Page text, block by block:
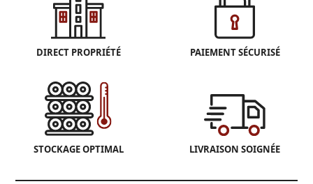
DIRECT PROPRIÉTÉ PAIEMENT SÉCURISÉ
STOCKAGE OPTIMAL LIVRAISON SOIGNÉE